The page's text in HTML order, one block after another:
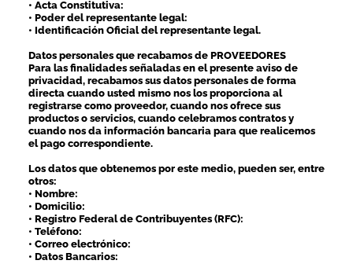
• Acta Constitutiva:
• Poder del representante legal:
• Identificación Oficial del representante legal.
Datos personales que recabamos de PROVEEDORES
Para las finalidades señaladas en el presente aviso de
privacidad, recabamos sus datos personales de forma
directa cuando usted mismo nos los proporciona al
registrarse como proveedor, cuando nos ofrece sus
productos o servicios, cuando celebramos contratos y
cuando nos da información bancaria para que realicemos
el pago correspondiente.
Los datos que obtenemos por este medio, pueden ser, entre
otros:
• Nombre:
• Domicilio:
• Registro Federal de Contribuyentes (RFC):
• Teléfono:
• Correo electrónico:
• Datos Bancarios: